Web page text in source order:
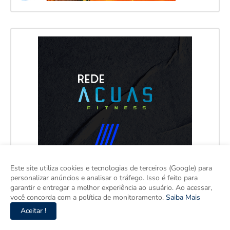
Este site utiliza cookies e tecnologias de terceiros (Google) para
personalizar anúncios e analisar o tráfego. Isso é feito para
garantir e entregar a melhor experiência ao usuário. Ao acessar,
você concorda com a política de monitoramento. Saiba Mais
Aceitar !